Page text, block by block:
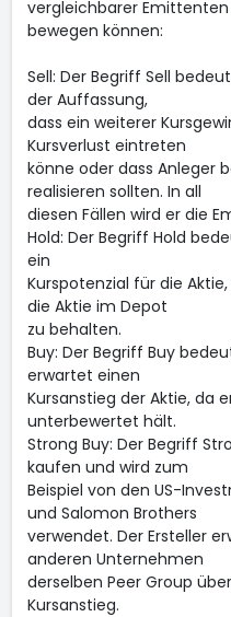
vergleichbarer
bewegen können:
Sell: Der Begriff Sell
der Auffassung,
dass ein weiterer
Kursverlust eintreten
könne oder dass Anleger
realisieren sollten. In all
diesen Fällen wird er die
Hold: Der Begriff Hold
ein
Kurspotenzial für die
die Aktie im Depot
zu behalten.
Buy: Der Begriff Buy
erwartet einen
Kursanstieg der Aktie, da
unterbewertet hält.
Strong Buy: Der Begriff
kaufen und wird zum
Beispiel von den US-
und Salomon Brothers
verwendet. Der Ersteller
anderen Unternehmen
derselben Peer Group
Kursanstieg.